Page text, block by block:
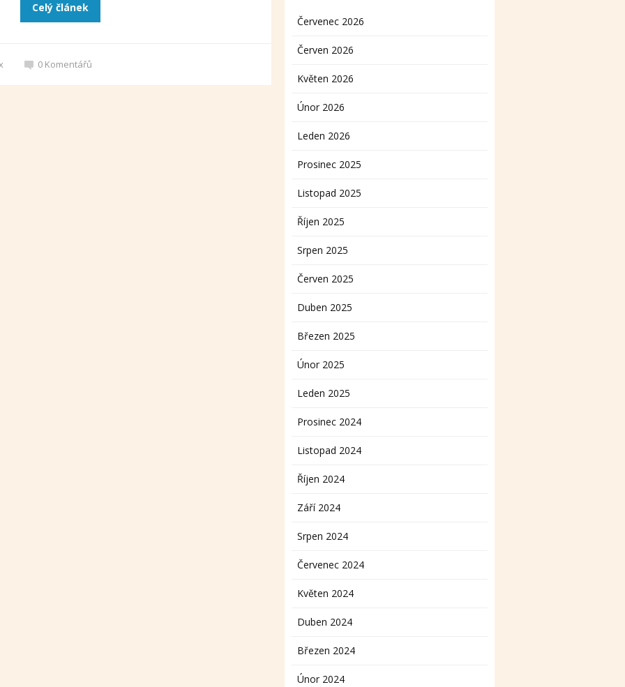
Celý článek
0 Komentářů
Červenec 2026
Červen 2026
Květen 2026
Únor 2026
Leden 2026
Prosinec 2025
Listopad 2025
Říjen 2025
Srpen 2025
Červen 2025
Duben 2025
Březen 2025
Únor 2025
Leden 2025
Prosinec 2024
Listopad 2024
Říjen 2024
Září 2024
Srpen 2024
Červenec 2024
Květen 2024
Duben 2024
Březen 2024
Únor 2024